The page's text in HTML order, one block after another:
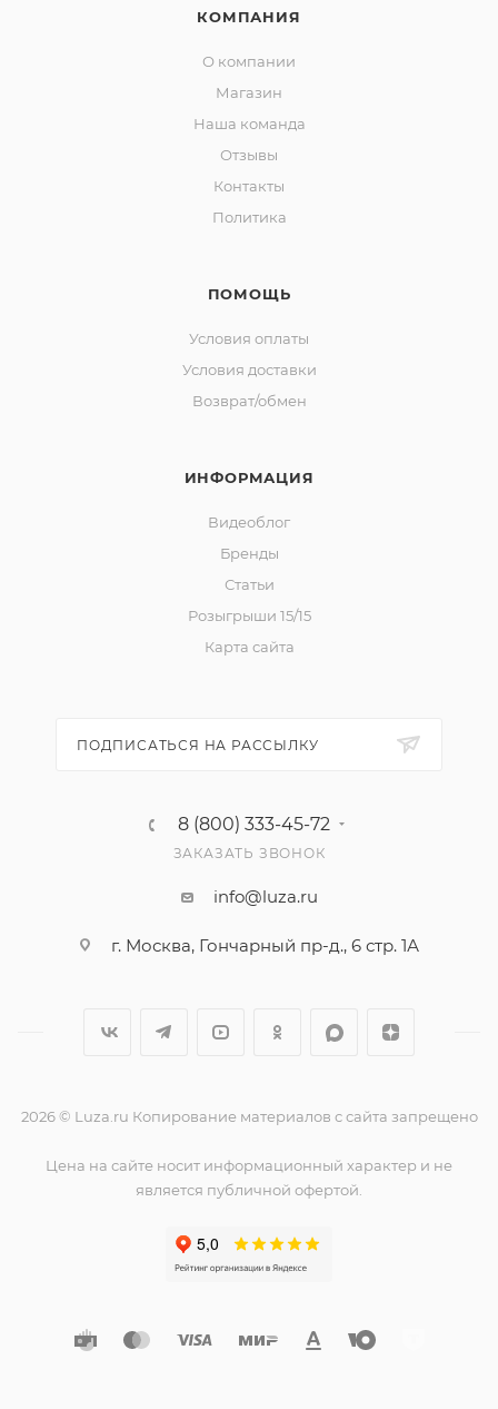
КОМПАНИЯ
О компании
Магазин
Наша команда
Отзывы
Контакты
Политика
ПОМОЩЬ
Условия оплаты
Условия доставки
Возврат/обмен
ИНФОРМАЦИЯ
Видеоблог
Бренды
Статьи
Розыгрыши 15/15
Карта сайта
ПОДПИСАТЬСЯ НА РАССЫЛКУ
8 (800) 333-45-72
ЗАКАЗАТЬ ЗВОНОК
info@luza.ru
г. Москва, Гончарный пр-д., 6 стр. 1А
2026 © Luza.ru Копирование материалов с сайта запрещено
Цена на сайте носит информационный характер и не
является публичной офертой.